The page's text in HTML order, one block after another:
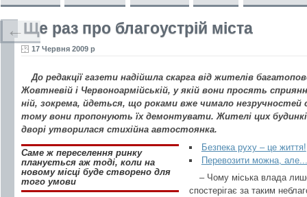
Ще раз про благоустрій міста
17 Червня 2009 р
До редакції газети надійшла скарга від жителів
Жовтневій і Червоноармійській, у якій вони просять
ній, зокрема, йдеться, що роками вже чимало
тому вони пропонують їх демонтувати. Жителі цих
дворі утворилася стихійна автостоянка.
Саме ж переселення ринку
планується аж тоді, коли на
новому місці буде створено для
того умови
Безпека руху – це життя!
Перевозити можна, але...
– Чому міська влада
спостерігає за таким
←